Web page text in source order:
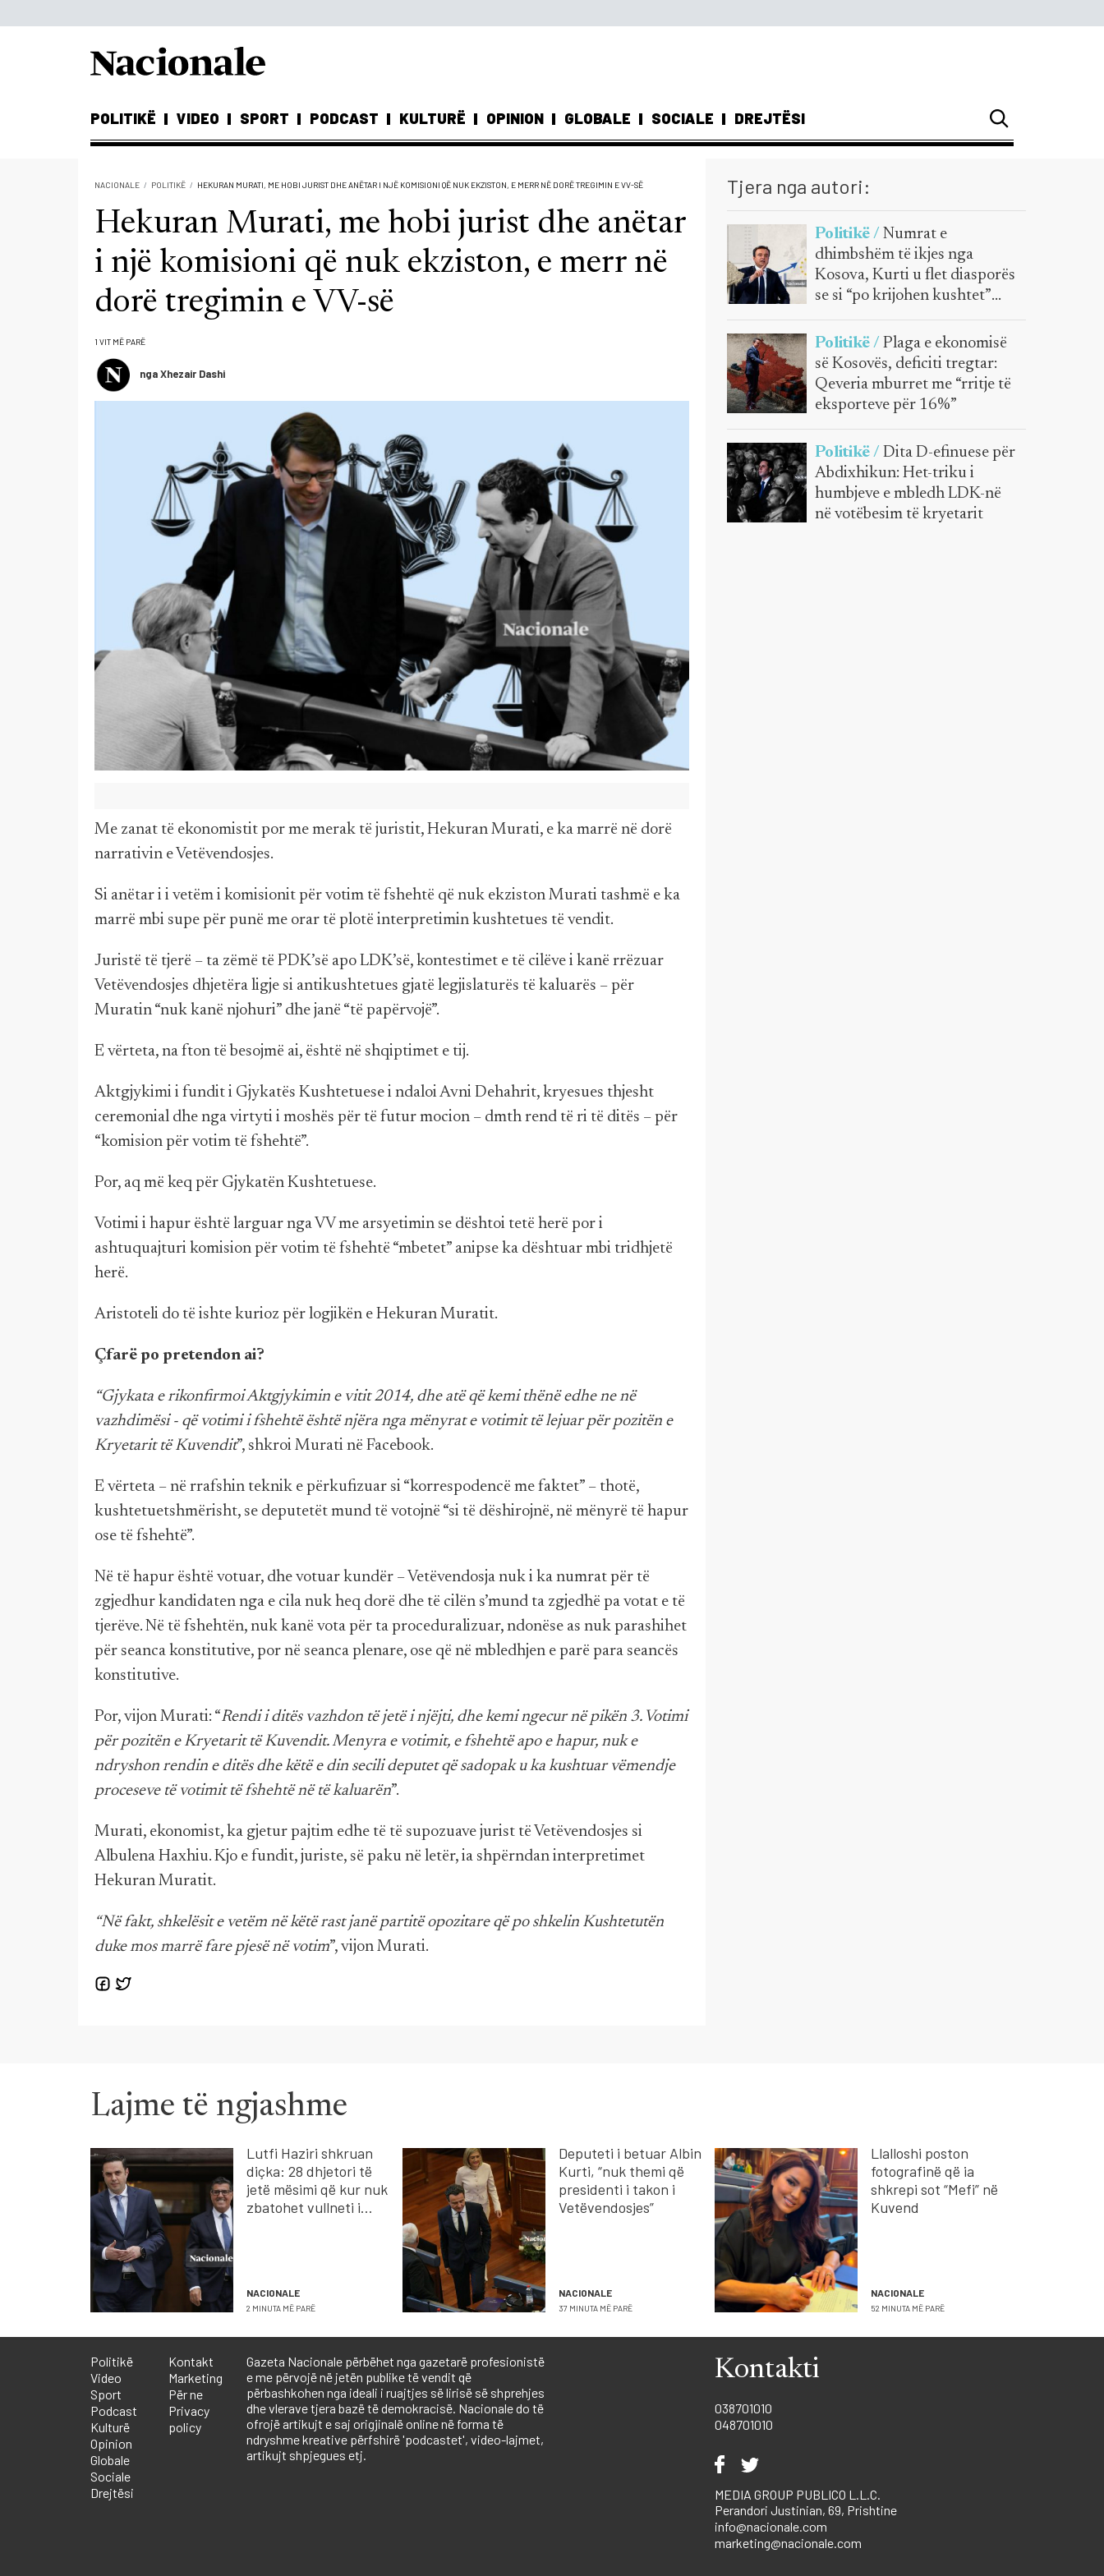
POLITIKË VIDEO SPORT PODCAST KULTURË OPINION GLOBALE SOCIALE DREJTËSI
NACIONALE POLITIKË HEKURAN MURATI, ME HOBI JURIST DHE ANËTAR I NJË KOMISIONI QË NUK EKZISTON, E MERR NË DORË TREGIMIN E VV-SË
Hekuran Murati, me hobi jurist dhe anëtar
i një komisioni që nuk ekziston, e merr në
dorë tregimin e VV-së
1 VIT MË PARË
nga Xhezair Dashi
Me zanat të ekonomistit por me merak të juristit, Hekuran Murati, e ka marrë në dorë
narrativin e Vetëvendosjes.
Si anëtar i i vetëm i komisionit për votim të fshehtë që nuk ekziston Murati tashmë e ka
marrë mbi supe për punë me orar të plotë interpretimin kushtetues të vendit.
Juristë të tjerë – ta zëmë të PDK’së apo LDK’së, kontestimet e të cilëve i kanë rrëzuar
Vetëvendosjes dhjetëra ligje si antikushtetues gjatë legjislaturës të kaluarës – për
Muratin “nuk kanë njohuri” dhe janë “të papërvojë”.
E vërteta, na fton të besojmë ai, është në shqiptimet e tij.
Aktgjykimi i fundit i Gjykatës Kushtetuese i ndaloi Avni Dehahrit, kryesues thjesht
ceremonial dhe nga virtyti i moshës për të futur mocion – dmth rend të ri të ditës – për
“komision për votim të fshehtë”.
Por, aq më keq për Gjykatën Kushtetuese.
Votimi i hapur është larguar nga VV me arsyetimin se dështoi tetë herë por i
ashtuquajturi komision për votim të fshehtë “mbetet” anipse ka dështuar mbi tridhjetë
herë.
Aristoteli do të ishte kurioz për logjikën e Hekuran Muratit.
Çfarë po pretendon ai?
“Gjykata e rikonfirmoi Aktgjykimin e vitit 2014, dhe atë që kemi thënë edhe ne në
vazhdimësi - që votimi i fshehtë është njëra nga mënyrat e votimit të lejuar për pozitën e
Kryetarit të Kuvendit”, shkroi Murati në Facebook.
E vërteta – në rrafshin teknik e përkufizuar si “korrespodencë me faktet” – thotë,
kushtetuetshmërisht, se deputetët mund të votojnë “si të dëshirojnë, në mënyrë të hapur
ose të fshehtë”.
Në të hapur është votuar, dhe votuar kundër – Vetëvendosja nuk i ka numrat për të
zgjedhur kandidaten nga e cila nuk heq dorë dhe të cilën s’mund ta zgjedhë pa votat e të
tjerëve. Në të fshehtën, nuk kanë vota për ta proceduralizuar, ndonëse as nuk parashihet
për seanca konstitutive, por në seanca plenare, ose që në mbledhjen e parë para seancës
konstitutive.
Por, vijon Murati: “Rendi i ditës vazhdon të jetë i njëjti, dhe kemi ngecur në pikën 3. Votimi
për pozitën e Kryetarit të Kuvendit. Menyra e votimit, e fshehtë apo e hapur, nuk e
ndryshon rendin e ditës dhe këtë e din secili deputet që sadopak u ka kushtuar vëmendje
proceseve të votimit të fshehtë në të kaluarën”.
Murati, ekonomist, ka gjetur pajtim edhe të të supozuave jurist të Vetëvendosjes si
Albulena Haxhiu. Kjo e fundit, juriste, së paku në letër, ia shpërndan interpretimet
Hekuran Muratit.
“Në fakt, shkelësit e vetëm në këtë rast janë partitë opozitare që po shkelin Kushtetutën
duke mos marrë fare pjesë në votim”, vijon Murati.
Tjera nga autori:
Politikë /Numrat e
dhimbshëm të ikjes nga
Kosova, Kurti u flet diasporës
se si “po krijohen kushtet”
për kthim
Politikë /Plaga e ekonomisë
së Kosovës, deficiti tregtar:
Qeveria mburret me “rritje të
eksporteve për 16%”
Politikë /Dita D-efinuese për
Abdixhikun: Het-triku i
humbjeve e mbledh LDK-në
në votëbesim të kryetarit
Lajme të ngjashme
Lutfi Haziri shkruan
diçka: 28 dhjetori të
jetë mësimi që kur nuk
zbatohet vullneti i
NACIONALE
2 MINUTA MË PARË
Deputeti i betuar Albin
Kurti, “nuk themi që
presidenti i takon i
Vetëvendosjes”
NACIONALE
37 MINUTA MË PARË
Llalloshi poston
fotografinë që ia
shkrepi sot “Mefi” në
Kuvend
NACIONALE
52 MINUTA MË PARË
Politikë
Video
Sport
Podcast
Kulturë
Opinion
Globale
Sociale
Drejtësi
Kontakt
Marketing
Për ne
Privacy
policy
Gazeta Nacionale përbëhet nga gazetarë profesionistë
e me përvojë në jetën publike të vendit që
përbashkohen nga ideali i ruajtjes së lirisë së shprehjes
dhe vlerave tjera bazë të demokracisë. Nacionale do të
ofrojë artikujt e saj origjinalë online në forma të
ndryshme kreative përfshirë 'podcastet', video-lajmet,
artikujt shpjegues etj.
Kontakti
038701010
048701010
MEDIA GROUP PUBLICO L.L.C.
Perandori Justinian, 69, Prishtine
info@nacionale.com
marketing@nacionale.com